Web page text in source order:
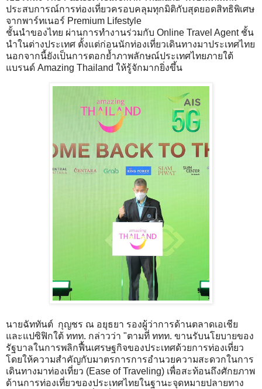
ประสบการณ์การท่องเที่ยวครอบคลุมทุกมิติกับสุดยอดสิทธิพิเศษ
จากพาร์ทเนอร์ Premium Lifestyle
ชั้นนำของไทย ผ่านการทำงานร่วมกับ Online Travel Agent ชั้น
นำในต่างประเทศ ตั้งแต่ก่อนนักท่องเที่ยวเดินทางมาประเทศไทย
นอกจากนี้ยังเป็นการตอกย้ำภาพลักษณ์ประเทศไทยภายใต้
แบรนด์ Amazing Thailand ให้รู้จักมากยิ่งขึ้น
นายฉัททันต์ กุญชร ณ อยุธยา รองผู้ว่าการด้านตลาดเอเชีย
และแปซิฟิกใต้ ททท. กล่าวว่า "ตามที่ ททท. ขานรับนโยบายของ
รัฐบาลในการพลิกฟื้นเศรษฐกิจของประเทศด้วยการท่องเที่ยว
โดยให้ความสำคัญกับมาตรการการอำนวยความสะดวกในการ
เดินทางมาท่องเที่ยว (Ease of Traveling) เพื่อสะท้อนถึงศักยภาพ
ด้านการท่องเที่ยวของประเทศไทยในฐานะจุดหมายปลายทาง